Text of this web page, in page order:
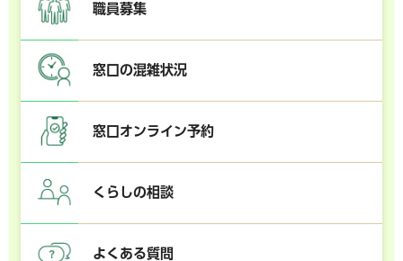
職員募集
窓口の混雑状況
窓口オンライン予約
くらしの相談
よくある質問